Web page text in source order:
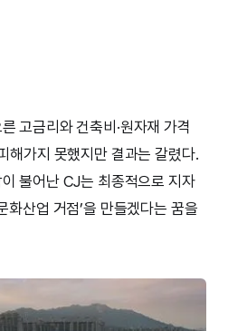
고금리와 건축비·원자재 가격
해가지 못했지만 결과는 갈렸다.
불어난 CJ는 최종적으로 지자
화산업 거점’을 만들겠다는 꿈을